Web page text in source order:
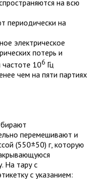
на всю
периодически на
электрическое
потерь и
частоте 106 Гц
чем на пяти партиях
перемешивают и
(550±50) г, которую
На тару с
с указанием: